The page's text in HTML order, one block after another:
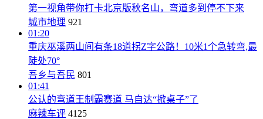
第一视角带你打卡北京版秋名山，弯道多到停不下来
城市地理 921
01:20
重庆巫溪两山间有条18道拐Z字公路！10米1个急转弯,最
陡处70°
吾乡与吾民 801
01:41
公认的弯道王制霸赛道 马自达“掀桌子”了
麻辣车评 4125